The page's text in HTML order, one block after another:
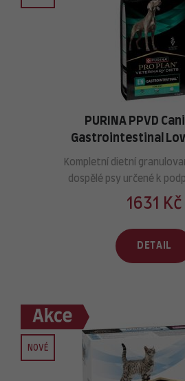
PURINA PPVD
Gastrointestinal
Kompletní dietní
dospělé psy určené k
1631 Kč
DETAIL
NOVÉ